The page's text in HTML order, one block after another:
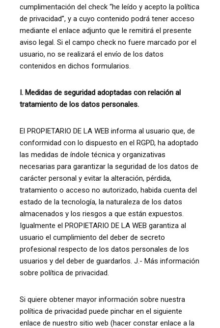
cumplimentación del check “he leído y acepto la política
de privacidad”, y a cuyo contenido podrá tener acceso
mediante el enlace adjunto que le remitirá el presente
aviso legal. Si el campo check no fuere marcado por el
usuario, no se realizará el envío de los datos
contenidos en dichos formularios.
I. Medidas de seguridad adoptadas con relación al
tratamiento de los datos personales.
El PROPIETARIO DE LA WEB informa al usuario que, de
conformidad con lo dispuesto en el RGPD, ha adoptado
las medidas de índole técnica y organizativas
necesarias para garantizar la seguridad de los datos de
carácter personal y evitar la alteración, pérdida,
tratamiento o acceso no autorizado, habida cuenta del
estado de la tecnología, la naturaleza de los datos
almacenados y los riesgos a que están expuestos.
Igualmente el PROPIETARIO DE LA WEB garantiza al
usuario el cumplimiento del deber de secreto
profesional respecto de los datos personales de los
usuarios y del deber de guardarlos. J.- Más información
sobre política de privacidad.
Si quiere obtener mayor información sobre nuestra
política de privacidad puede pinchar en el siguiente
enlace de nuestro sitio web (hacer constar enlace a la